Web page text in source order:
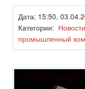
Дата: 15:50,
Категории: Новости
промышленный